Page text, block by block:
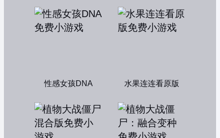
性感女孩DNA 水果连连看原版